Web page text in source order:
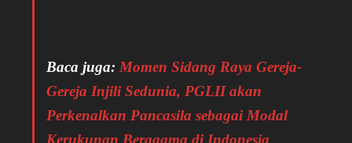
Baca juga:Momen Sidang Raya Gereja-
Gereja Injili Sedunia, PGLII akan
Perkenalkan Pancasila sebagai Modal